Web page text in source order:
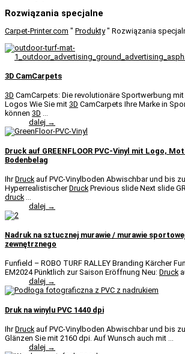
Rozwiązania specjalne
Carpet-Printer.com " Produkty" Rozwiązania
3D CamCarpets
3D CamCarpets: Die revolutionäre Sportwerbung
Logos Wie Sie mit 3D CamCarpets Ihre Marke in
können 3D ...
dalej →
Druck auf GREENFLOOR PVC-Vinyl mit Logo,
Bodenbelag
Ihr Druckauf PVC-Vinylboden Abwischbar und bis
Hyperrealistischer DruckPrevious slide Next slide
druck...
dalej →
Nadruk na sztucznej murawie / murawie
zewnętrznego
Funfield – ROBO TURF RALLEY Branding Kärcher
EM2024 Pünktlich zur Saison Eröffnung Neu: Druck
dalej →
Druk na winylu PVC 1440 dpi
Ihr Druck auf PVC-Vinylboden Abwischbar und bis
Glänzen Sie mit 2160 dpi. Auf Wunsch auch mit ...
dalej →